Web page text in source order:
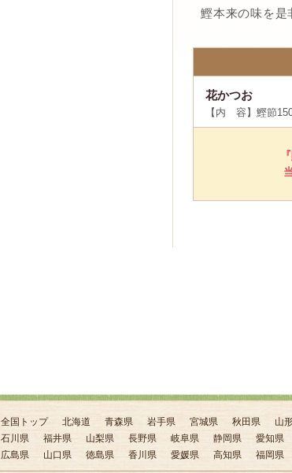
鰹本来の味を是
花かつお
【内 容】鰹節
全国トップ 北海道 青森県 岩手県 宮城県 秋田県 山
石川県
福井県 山梨県 長野県 岐阜県 静岡県 愛知県
広島県
山口県 徳島県 香川県 愛媛県 高知県 福岡県